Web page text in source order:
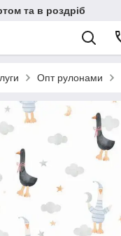
та в роздріб
Опт рулонами